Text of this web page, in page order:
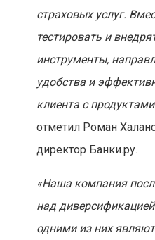
страховых услуг.
тестировать и
инструменты,
удобства и
клиента с
отметил Роман
директор Банки.ру.
«Наша компания
над
одними из них